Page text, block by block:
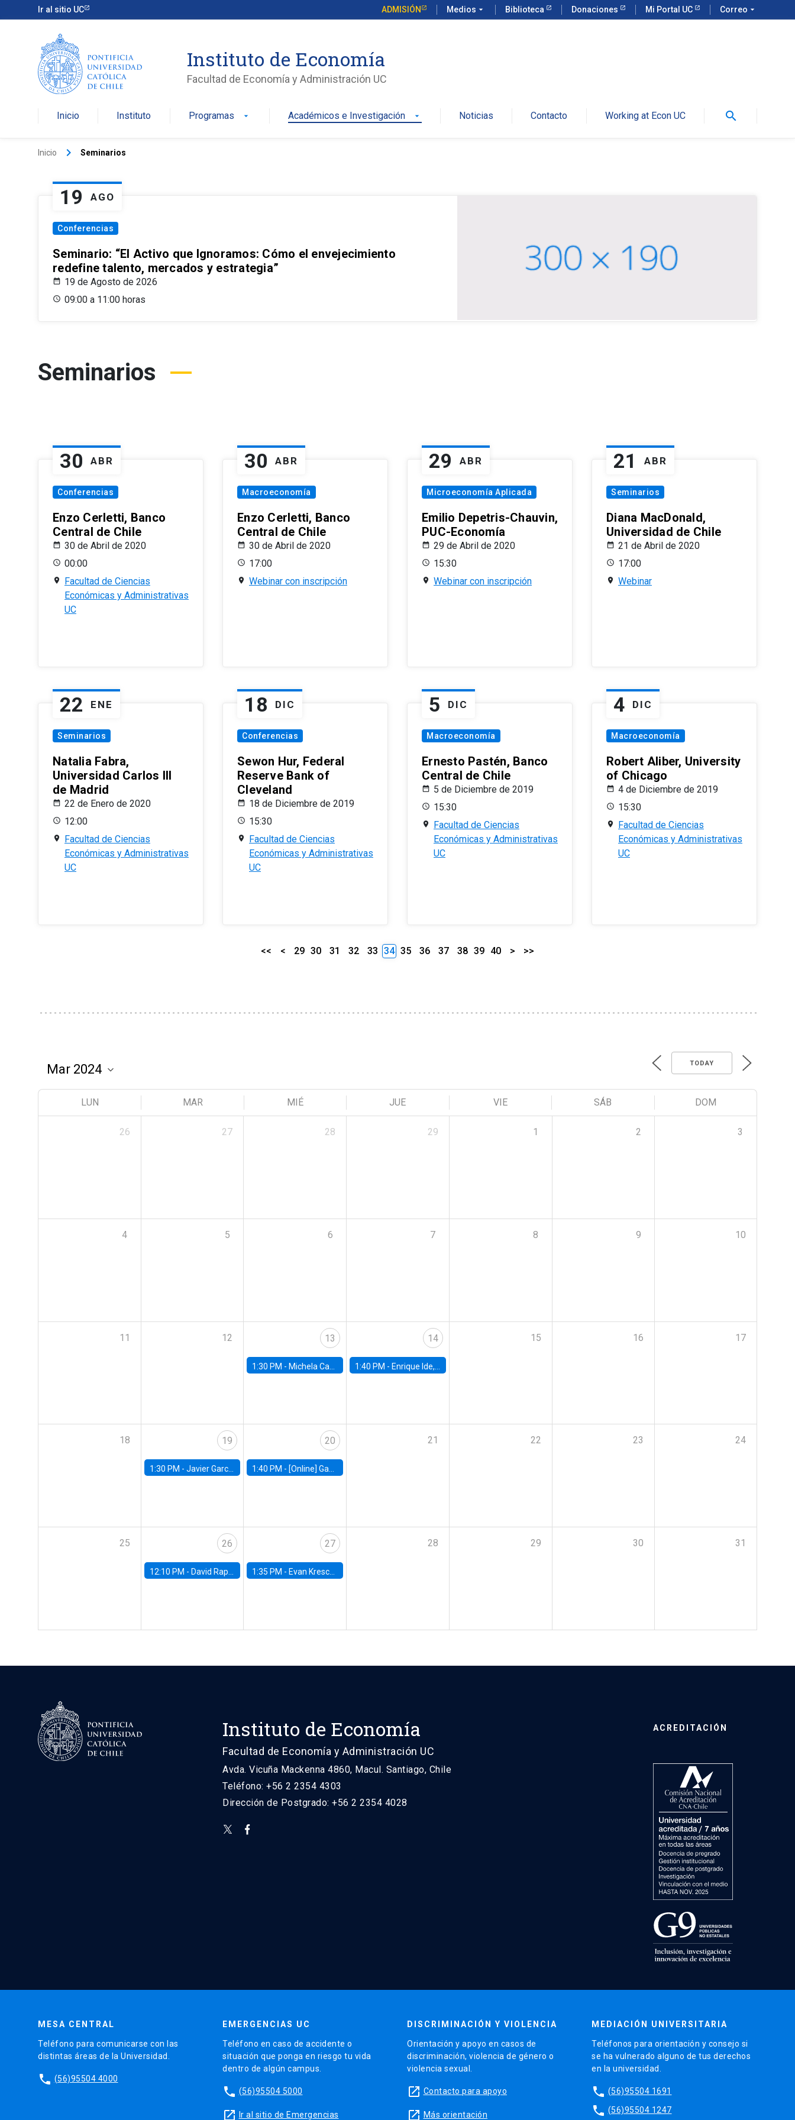
Ir al sitio UC ADMISIÓN Medios arrow_drop_down Biblioteca Donaciones Mi Portal UC Correo arrow_drop_down
Instituto de Economía
Facultad de Economía y Administración UC
Inicio Instituto Programas arrow_drop_down Académicos e Investigación arrow_drop_down Noticias Contacto Working at Econ UC search
Inicio keyboard_arrow_right Seminarios
19 AGO
Conferencias
Seminario: “El Activo que Ignoramos: Cómo el envejecimiento
redefine talento, mercados y estrategia”
19 de Agosto de 2026
09:00 a 11:00 horas
Seminarios
30 ABR
Conferencias
Enzo Cerletti, Banco
Central de Chile
30 de Abril de 2020
00:00
Facultad de Ciencias
Económicas y Administrativas
UC
30 ABR
Macroeconomía
Enzo Cerletti, Banco
Central de Chile
30 de Abril de 2020
17:00
Webinar con inscripción
29 ABR
Microeconomía Aplicada
Emilio Depetris-Chauvin,
PUC-Economía
29 de Abril de 2020
15:30
Webinar con inscripción
21 ABR
Seminarios
Diana MacDonald,
Universidad de Chile
21 de Abril de 2020
17:00
Webinar
22 ENE
Seminarios
Natalia Fabra,
Universidad Carlos III
de Madrid
22 de Enero de 2020
12:00
Facultad de Ciencias
Económicas y Administrativas
UC
18 DIC
Conferencias
Sewon Hur, Federal
Reserve Bank of
Cleveland
18 de Diciembre de 2019
15:30
Facultad de Ciencias
Económicas y Administrativas
UC
5 DIC
Macroeconomía
Ernesto Pastén, Banco
Central de Chile
5 de Diciembre de 2019
15:30
Facultad de Ciencias
Económicas y Administrativas
UC
4 DIC
Macroeconomía
Robert Aliber, University
of Chicago
4 de Diciembre de 2019
15:30
Facultad de Ciencias
Económicas y Administrativas
UC
<< < 29 30 31 32 33 34 35 36 37 38 39 40 > >>
TODAY
LUN MAR MIÉ JUE VIE SÁB DOM
26 27 28 29 1 2 3
4 5 6 7 8 9 10
11 12 13
1:30 PM - Michela Carlana, Harvard Kennedy School
14
1:40 PM - Enrique Ide, IESE
15 16 17
18 19
1:30 PM - Javier Garcia Cicco, Universidad de San Andres
20
1:40 PM - [Online] Gabriel Englander, World Bank
21 22 23 24
25 26
12:10 PM - David Rappoport, FED Board
27
1:35 PM - Evan Kresch, Oberlin College
28 29 30 31
Instituto de Economía
Facultad de Economía y Administración UC
Avda. Vicuña Mackenna 4860, Macul. Santiago, Chile
Teléfono: +56 2 2354 4303
Dirección de Postgrado: +56 2 2354 4028
ACREDITACIÓN
MESA CENTRAL
Teléfono para comunicarse con las
distintas áreas de la Universidad.
phone (56)95504 4000
EMERGENCIAS UC
Teléfono en caso de accidente o
situación que ponga en riesgo tu vida
dentro de algún campus.
phone (56)95504 5000
launch Ir al sitio de Emergencias
DISCRIMINACIÓN Y VIOLENCIA
Orientación y apoyo en casos de
discriminación, violencia de género o
violencia sexual.
launch Contacto para apoyo
launch Más orientación
MEDIACIÓN UNIVERSITARIA
Teléfonos para orientación y consejo si
se ha vulnerado alguno de tus derechos
en la universidad.
phone (56)95504 1691
phone (56)95504 1247